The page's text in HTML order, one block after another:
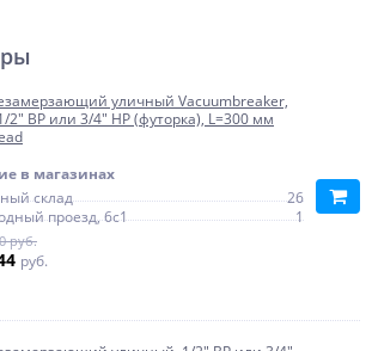
уличный Vacuumbreaker,
2" ВР или 3/4" НР (футорка), L=300 мм
в магазинах
склад
26
проезд, 6с1
1
руб.
руб.